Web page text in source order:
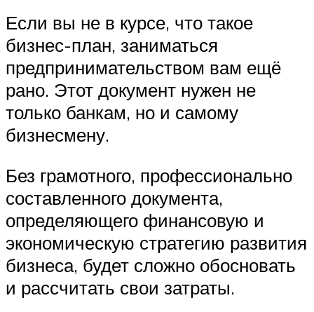
Если вы не в курсе, что такое
бизнес-план, заниматься
предпринимательством вам ещё
рано. Этот документ нужен не
только банкам, но и самому
бизнесмену.
Без грамотного, профессионально
составленного документа,
определяющего финансовую и
экономическую стратегию развития
бизнеса, будет сложно обосновать
и рассчитать свои затраты.